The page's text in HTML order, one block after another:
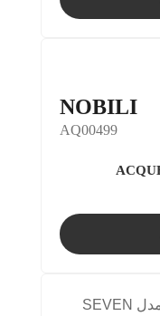
NOBILI
AQ00499